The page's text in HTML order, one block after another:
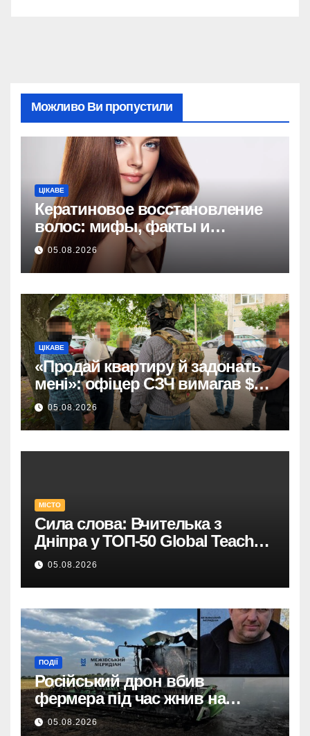
Можливо Ви пропустили
ЦІКАВЕ
Кератиновое восстановление
волос: мифы, факты и
рекомендации по уходу
05.08.2026
ЦІКАВЕ
«Продай квартиру й задонать
мені»: офіцер СЗЧ вимагав $10
тисяч у військового.
05.08.2026
МІСТО
Сила слова: Вчителька з
Дніпра у ТОП-50 Global Teacher
Prize Ukraine
05.08.2026
ПОДІЇ
Російський дрон вбив
фермера під час жнив на
Межівщині. Трагедія.
05.08.2026